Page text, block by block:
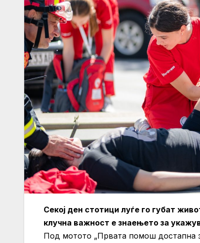
Секој ден стотици луѓе го губат
клучна важност е знаењето за
Под мотото „Првата помош достапна